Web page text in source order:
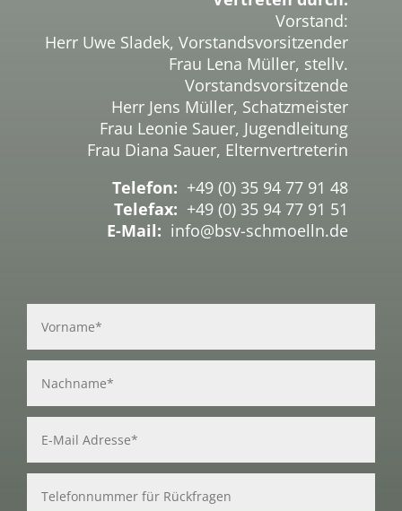
Vorstand:
Herr Uwe Sladek, Vorstandsvorsitzender
Frau Lena Müller, stellv.
Vorstandsvorsitzende
Herr Jens Müller, Schatzmeister
Frau Leonie Sauer, Jugendleitung
Frau Diana Sauer, Elternvertreterin
Telefon: +49 (0) 35 94 77 91 48
Telefax: +49 (0) 35 94 77 91 51
E-Mail: info@bsv-schmoelln.de